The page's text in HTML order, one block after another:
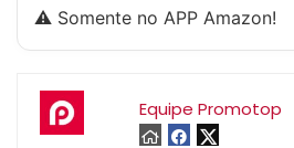
⚠️ Somente no APP Amazon!
Equipe Promotop